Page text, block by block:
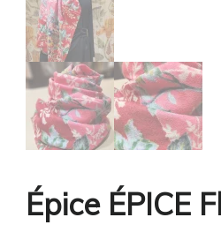
Épice ÉPICE